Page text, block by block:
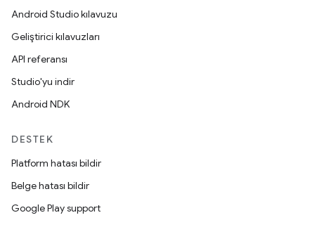
Android Studio kılavuzu
Geliştirici kılavuzları
API referansı
Studio'yu indir
Android NDK
DESTEK
Platform hatası bildir
Belge hatası bildir
Google Play support